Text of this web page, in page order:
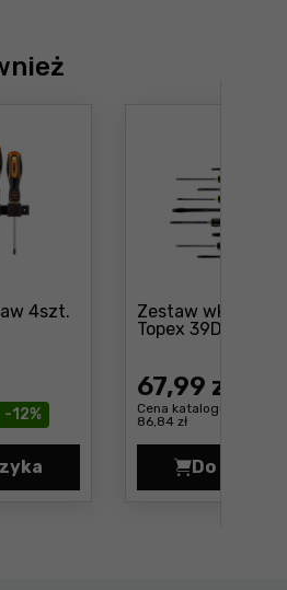
4szt.
-12%
zestaw 4szt. Neo 04-
Zestaw
Topex 39D930
67,99 zł
Cena katalogowa:
86,84 zł
Do